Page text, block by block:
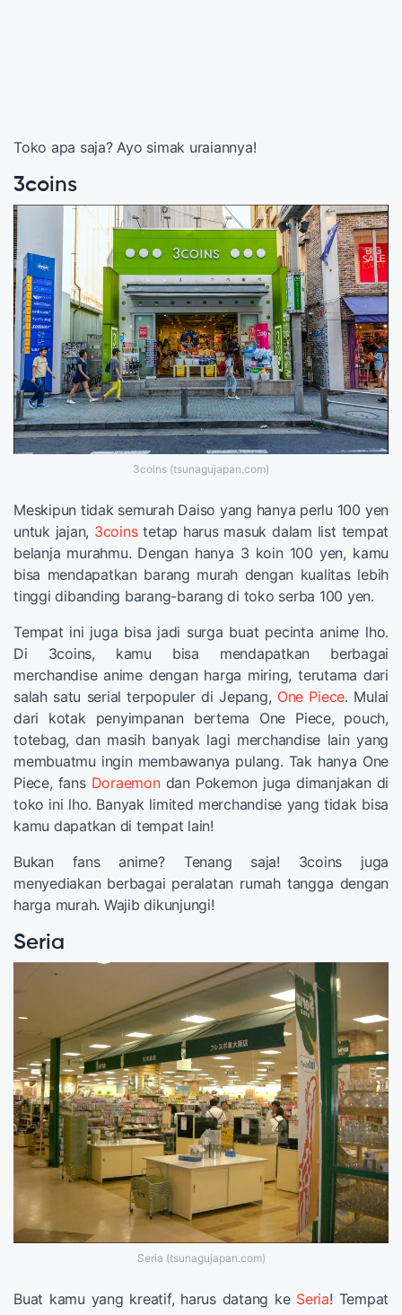
Toko apa saja? Ayo simak uraiannya!
3coins
3coins (tsunagujapan.com)
Meskipun tidak semurah Daiso yang hanya perlu 100 yen
untuk jajan, 3coinstetap harus masuk dalam list tempat
belanja murahmu. Dengan hanya 3 koin 100 yen, kamu
bisa mendapatkan barang murah dengan kualitas lebih
tinggi dibanding barang-barang di toko serba 100 yen.
Tempat ini juga bisa jadi surga buat pecinta anime lho.
Di 3coins, kamu bisa mendapatkan berbagai
merchandise anime dengan harga miring, terutama dari
salah satu serial terpopuler di Jepang, One Piece. Mulai
dari kotak penyimpanan bertema One Piece, pouch,
totebag, dan masih banyak lagi merchandise lain yang
membuatmu ingin membawanya pulang. Tak hanya One
Piece, fans Doraemondan Pokemon juga dimanjakan di
toko ini lho. Banyak limited merchandise yang tidak bisa
kamu dapatkan di tempat lain!
Bukan fans anime? Tenang saja! 3coins juga
menyediakan berbagai peralatan rumah tangga dengan
harga murah. Wajib dikunjungi!
Seria
Seria (tsunagujapan.com)
Buat kamu yang kreatif, harus datang ke Seria! Tempat